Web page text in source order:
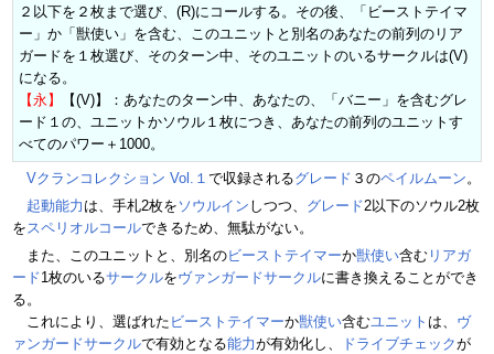
２以下を２枚まで選び、(R)にコールする。その後、「ビーストテイマ
ー」か「獣使い」を含む、このユニットと別名のあなたの前列のリア
ガードを１枚選び、そのターン中、そのユニットのいるサークルは(V)
になる。
【永】
【(V)】：あなたのターン中、あなたの、「バニー」を含むグレ
ード１の、ユニットかソウル１枚につき、あなたの前列のユニットす
べてのパワー＋1000。
Vクランコレクション Vol.１ で収録されるグレード ３のペイルムーン。
起動能力 は、手札2枚を ソウルイン しつつ、 グレード2以下のソウル2枚
をスペリオルコールできるため、無駄がない。
また、このユニットと、別名のビーストテイマーか獣使い含む リアガ
ード1枚のいるサークルをヴァンガードサークルに書き換えることができ
る。
これにより、選ばれた ビーストテイマーか獣使い含むユニット は、 ヴ
ァンガードサークルで有効となる能力が有効化し、 ドライブチェックが